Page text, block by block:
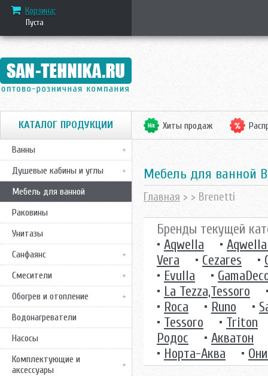
Корзина:
Пуста
КАТАЛОГ ПРОДУКЦИИ
Ванны
Душевые кабины и углы
Мебель для ванной
Раковины
Унитазы
Санфаянс
Смесители
Обогрев и отопление
Водонагреватели
Насосы
Комплектующие и
аксессуары
Хиты продаж
Mебель для ванной
Главная > > Brenetti
Бренды текущей
• Aqwella •
Vera
• Cezares •
• Evulla •
• La Tezza,Tessoro
• Roca • Runo •
• Tessoro • Triton
Родос
• Акватон
• Норта-Аква •